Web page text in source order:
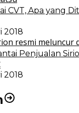
CVT, Apa yang
2018
Penjualan
2018